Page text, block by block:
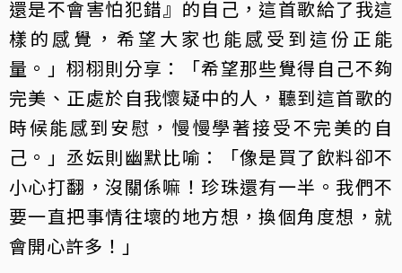
還是不會害怕犯錯』的自己，這首歌給了我這
樣的感覺，希望大家也能感受到這份正能
量。」栩栩則分享：「希望那些覺得自己不夠
完美、正處於自我懷疑中的人，聽到這首歌的
時候能感到安慰，慢慢學著接受不完美的自
己。」丞妘則幽默比喻：「像是買了飲料卻不
小心打翻，沒關係嘛！珍珠還有一半。我們不
要一直把事情往壞的地方想，換個角度想，就
會開心許多！」